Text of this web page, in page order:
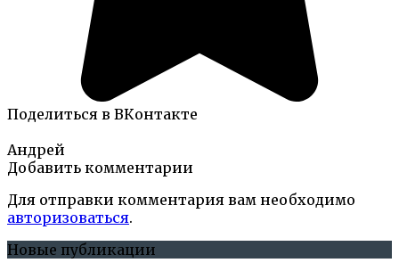
Поделиться в ВКонтакте
Андрей
Добавить комментарии
Для отправки комментария вам необходимо
авторизоваться.
Новые публикации